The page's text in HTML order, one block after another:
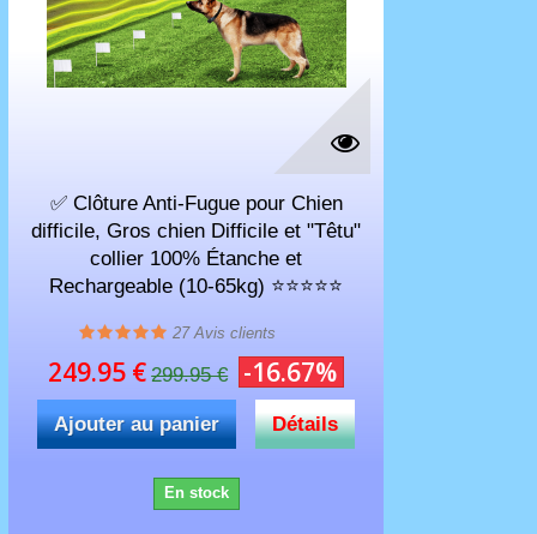
✅ Clôture Anti-Fugue pour Chien
difficile, Gros chien Difficile et "Têtu"
collier 100% Étanche et
Rechargeable (10-65kg) ⭐⭐⭐⭐⭐
27Avis clients
249.95 € 299.95 € -16.67%
Ajouter au panier Détails
En stock